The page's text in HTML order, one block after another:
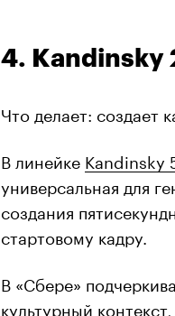
4. Kandinsky
Что делает: создает
В линейке Kandinsky
универсальная для
создания
стартовому кадру.
В «Сбере»
культурный